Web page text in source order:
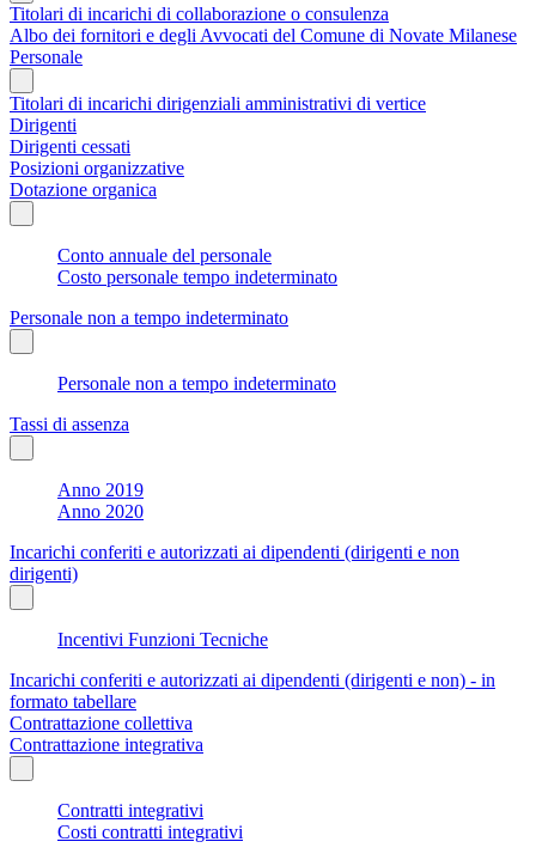
Titolari di incarichi di collaborazione o consulenza
Albo dei fornitori e degli Avvocati del Comune di Novate Milanese
Personale
Titolari di incarichi dirigenziali amministrativi di vertice
Dirigenti
Dirigenti cessati
Posizioni organizzative
Dotazione organica
Conto annuale del personale
Costo personale tempo indeterminato
Personale non a tempo indeterminato
Personale non a tempo indeterminato
Tassi di assenza
Anno 2019
Anno 2020
Incarichi conferiti e autorizzati ai dipendenti (dirigenti e non
dirigenti)
Incentivi Funzioni Tecniche
Incarichi conferiti e autorizzati ai dipendenti (dirigenti e non) - in
formato tabellare
Contrattazione collettiva
Contrattazione integrativa
Contratti integrativi
Costi contratti integrativi